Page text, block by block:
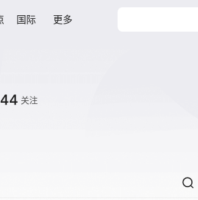
国际 更多
关注